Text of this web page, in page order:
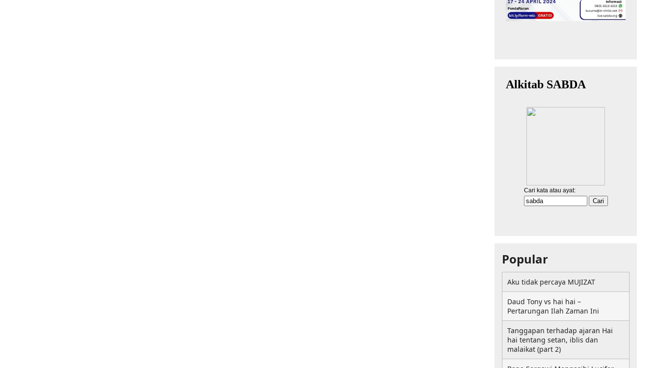
Popular
Aku tidak percaya MUJIZAT
Daud Tony vs hai hai –
Pertarungan Ilah Zaman Ini
Tanggapan terhadap ajaran Hai
hai tentang setan, iblis dan
malaikat (part 2)